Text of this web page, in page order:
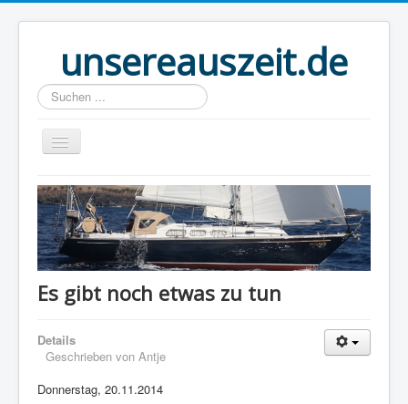
unsereauszeit.de
Suchen
...
Start
(B)logbuch
Welt Ahoi
Route
Über uns
Es gibt noch etwas zu tun
Details
Geschrieben von Antje
Donnerstag, 20.11.2014